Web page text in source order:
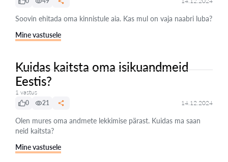
Soovin ehitada oma kinnistule aia. Kas mul on vaja naabri luba?
Mine vastusele
Kuidas kaitsta oma isikuandmeid
Eestis?
1 vastus
0
21 14.12.2024
Olen mures oma andmete lekkimise pärast. Kuidas ma saan
neid kaitsta?
Mine vastusele